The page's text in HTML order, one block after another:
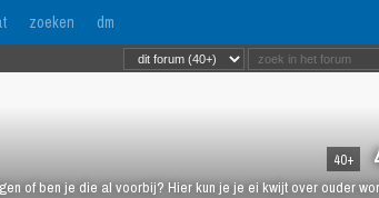
zoeken dm
40+
of ben je die al voorbij? Hier kun je je ei kwijt over ouder